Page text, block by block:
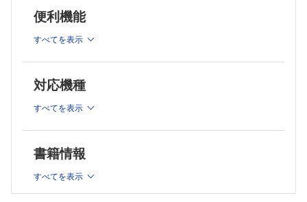
CQ16 臨床検査と重症度は関連するか?
4 画像検査
1)腹部単純X線写真
2)超音波検査
3)注腸造影検査
4)CT検査
CQ21 腸管壊死は予測できるか?
6 移送基準
CQ22 腸重積症の移送基準は何か?
第6章 小児腸重積症の治療
1 全身管理
1 腸重積症(intussusception)
2 病的先進部(pathologic lead point)
3 病型(types)
6 delayed repeat anema(DRE)
CQ1 小児腸重積症の発生頻度とその推移は?
CQ2 腸重積症の年齢構成や性差はどうなっているか?
CQ3 腸重積症の発生に季節性はあるか?
2 成因
CQ4 腸重積症の成因にはどのようなものがあり,その頻度は
便利機能
すべてを表示
対応機種
すべてを表示
書籍情報
すべてを表示